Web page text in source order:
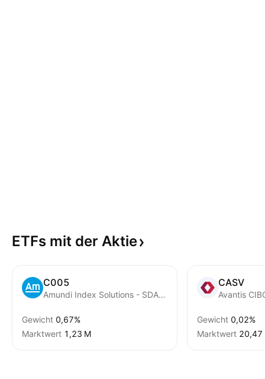
ETFs mit der Aktie
C005
Amundi Index Solutions - SDAX UCITS ETF
Gewicht 0,67%
Marktwert ‪1,23 M‬
CASV
Gewicht 0,02%
Marktwert ‪20,47